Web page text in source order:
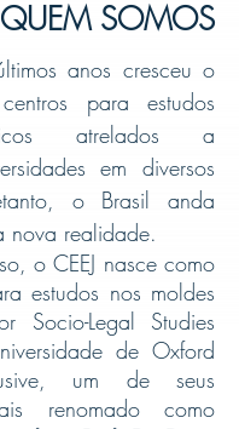
QUEM SOMOS
anos cresceu o
para estudos
atrelados a
em diversos
o Brasil anda
nova realidade.
o CEEJ nasce como
estudos nos moldes
Socio-Legal Studies
de Oxford
um de seus
renomado como